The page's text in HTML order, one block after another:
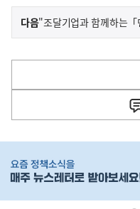
이
전
다
음
다음기
단
배